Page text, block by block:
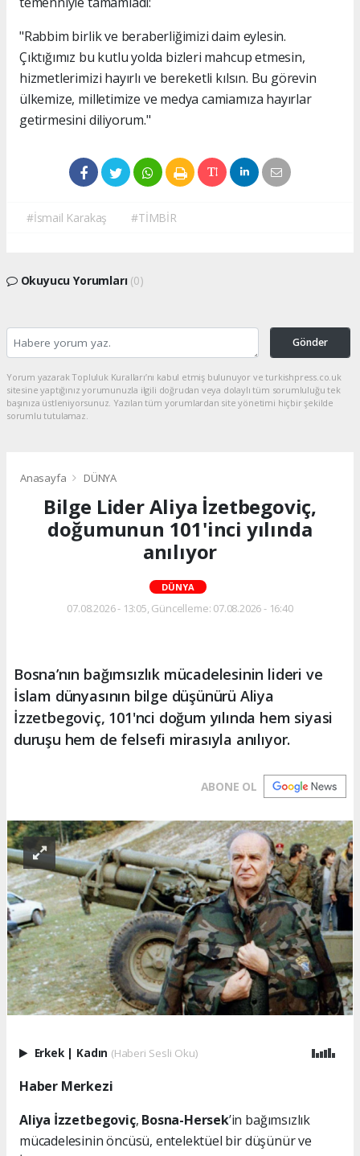
"Rabbim birlik ve beraberliğimizi daim eylesin.
Çıktığımız bu kutlu yolda bizleri mahcup etmesin,
hizmetlerimizi hayırlı ve bereketli kılsın. Bu görevin
ülkemize, milletimize ve medya camiamıza hayırlar
getirmesini diliyorum."
#İsmail Karakaş #TİMBİR
Okuyucu Yorumları (0)
Gönder
Yorum yazarak Topluluk Kuralları’nı kabul etmiş bulunuyor ve turkishpress.co.uk
sitesine yaptığınız yorumunuzla ilgili doğrudan veya dolaylı tüm sorumluluğu tek
başınıza üstleniyorsunuz. Yazılan tüm yorumlardan site yönetimi hiçbir şekilde
sorumlu tutulamaz.
Anasayfa DÜNYA
Bilge Lider Aliya İzetbegoviç,
doğumunun 101'inci yılında
anılıyor
DÜNYA
07.08.2026 - 13:05, Güncelleme: 07.08.2026 - 16:40
Bosna’nın bağımsızlık mücadelesinin lideri ve
İslam dünyasının bilge düşünürü Aliya
İzzetbegoviç, 101'nci doğum yılında hem siyasi
duruşu hem de felsefi mirasıyla anılıyor.
ABONE OL
Erkek | Kadın (Haberi Sesli Oku)
Haber Merkezi
Aliya İzzetbegoviç, Bosna-Hersek’in bağımsızlık
mücadelesinin öncüsü, entelektüel bir düşünür ve